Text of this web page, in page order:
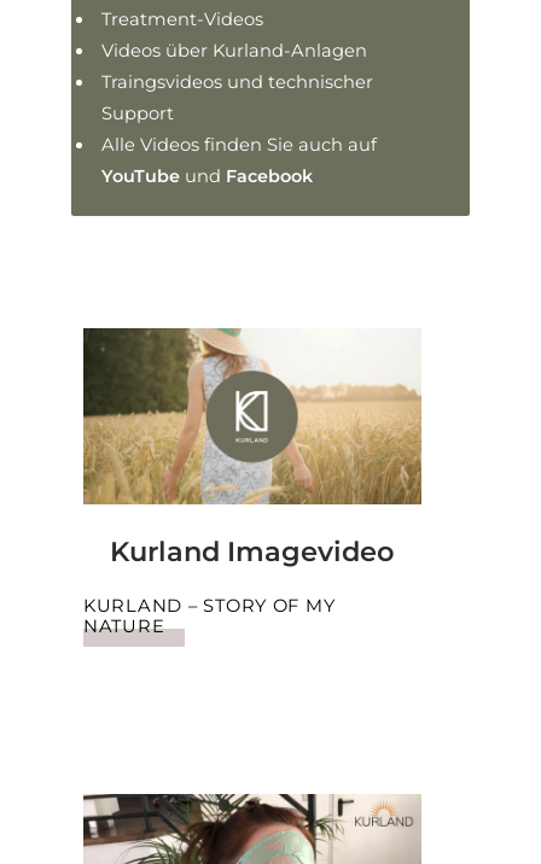
Treatment-Videos
Videos über Kurland-Anlagen
Traingsvideos und technischer
Support
Alle Videos finden Sie auch auf
YouTube und Facebook
Kurland Imagevideo
KURLAND – STORY OF MY
NATURE